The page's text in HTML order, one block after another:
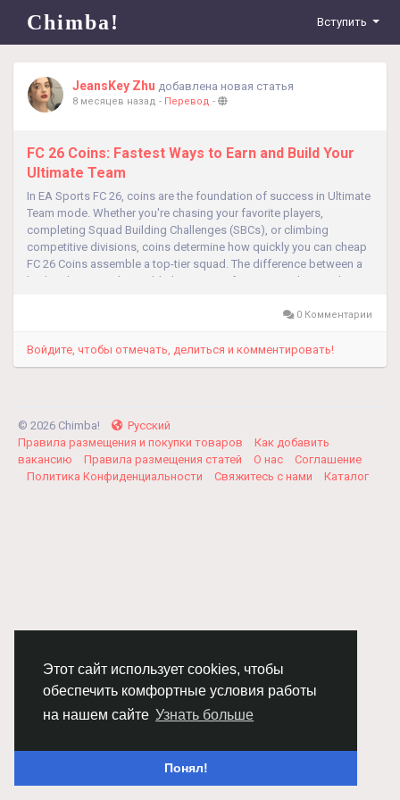
Этот сайт использует cookies, чтобы
обеспечить комфортные условия работы
на нашем сайте Узнать больше
Понял!
Chimba! Вступить
JeansKey Zhu добавлена новая статья
8 месяцев назад - Перевод -
FC 26 Coins: Fastest Ways to Earn and Build Your
Ultimate Team
In EA Sports FC 26, coins are the foundation of success in Ultimate
Team mode. Whether you're chasing your favorite players,
completing Squad Building Challenges (SBCs), or climbing
competitive divisions, coins determine how quickly you can cheap
FC 26 Coins assemble a top-tier squad. The difference between a
budget lineup and a world-class team often comes down to how
0 Комментарии
Войдите, чтобы отмечать, делиться и комментировать!
© 2026 Chimba!
Русский
Правила размещения и покупки товаров
Как добавить
вакансию
Правила размещения статей О нас
Соглашение
Политика Конфиденциальности
Свяжитесь с нами Каталог